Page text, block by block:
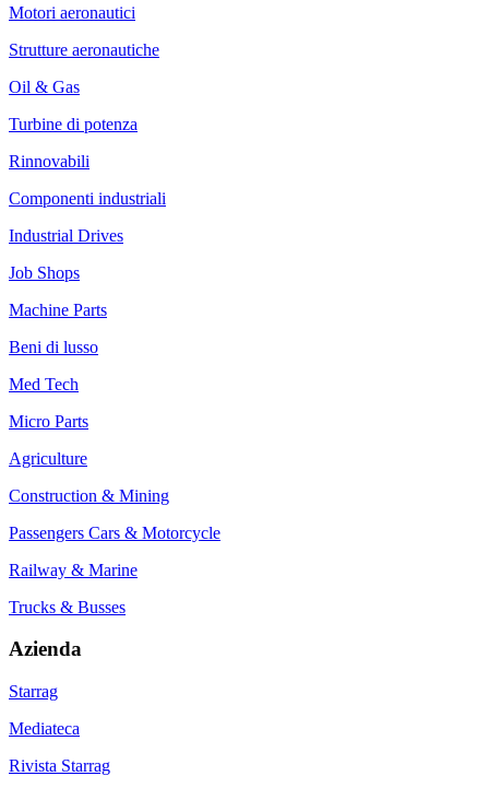
Motori aeronautici
Strutture aeronautiche
Oil & Gas
Turbine di potenza
Rinnovabili
Componenti industriali
Industrial Drives
Job Shops
Machine Parts
Beni di lusso
Med Tech
Micro Parts
Agriculture
Construction & Mining
Passengers Cars & Motorcycle
Railway & Marine
Trucks & Busses
Azienda
Starrag
Mediateca
Rivista Starrag